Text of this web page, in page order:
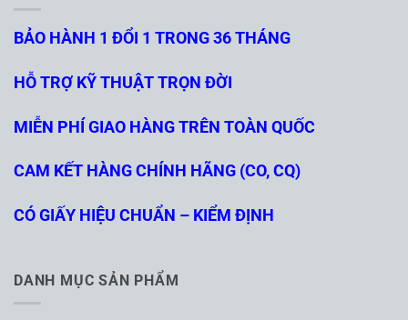
BẢO HÀNH 1 ĐỔI 1 TRONG 36 THÁNG
HỖ TRỢ KỸ THUẬT TRỌN ĐỜI
MIỄN PHÍ GIAO HÀNG TRÊN TOÀN QUỐC
CAM KẾT HÀNG CHÍNH HÃNG (CO, CQ)
CÓ GIẤY HIỆU CHUẨN – KIỂM ĐỊNH
DANH MỤC SẢN PHẨM